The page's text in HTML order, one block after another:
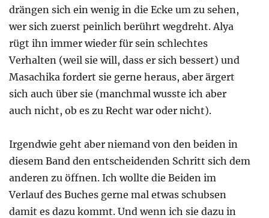
drängen sich ein wenig in die Ecke um zu sehen,
wer sich zuerst peinlich berührt wegdreht. Alya
rügt ihn immer wieder für sein schlechtes
Verhalten (weil sie will, dass er sich bessert) und
Masachika fordert sie gerne heraus, aber ärgert
sich auch über sie (manchmal wusste ich aber
auch nicht, ob es zu Recht war oder nicht).
Irgendwie geht aber niemand von den beiden in
diesem Band den entscheidenden Schritt sich dem
anderen zu öffnen. Ich wollte die Beiden im
Verlauf des Buches gerne mal etwas schubsen
damit es dazu kommt. Und wenn ich sie dazu in